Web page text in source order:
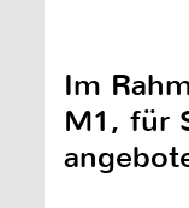
Im
M1, für